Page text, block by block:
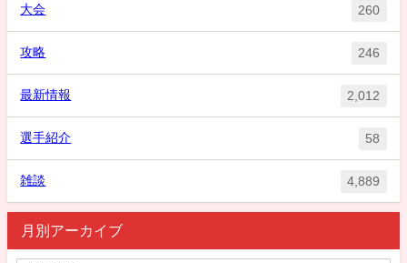
大会 260
攻略 246
最新情報 2,012
選手紹介 58
雑談 4,889
月別アーカイブ